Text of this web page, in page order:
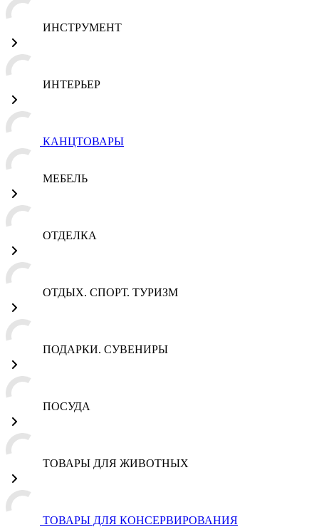
ИНСТРУМЕНТ
ИНТЕРЬЕР
КАНЦТОВАРЫ
МЕБЕЛЬ
ОТДЕЛКА
ОТДЫХ. СПОРТ. ТУРИЗМ
ПОДАРКИ. СУВЕНИРЫ
ПОСУДА
ТОВАРЫ ДЛЯ ЖИВОТНЫХ
ТОВАРЫ ДЛЯ КОНСЕРВИРОВАНИЯ